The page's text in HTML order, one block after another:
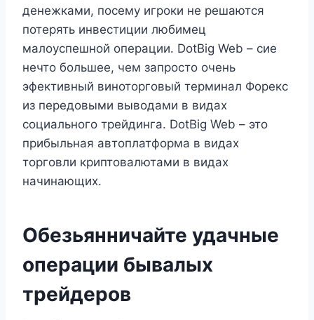
денежками, посему игроки не решаются
потерять инвестиции любимец
малоуспешной операции. DotBig Web – сие
нечто большее, чем запросто очень
эфективный виноторговый терминал Форекс
из передовыми выводами в видах
социального трейдинга. DotBig Web – это
прибыльная автоплатформа в видах
торговли криптовалютами в видах
начинающих.
Обезьянничайте удачные
операции бывалых
трейдеров